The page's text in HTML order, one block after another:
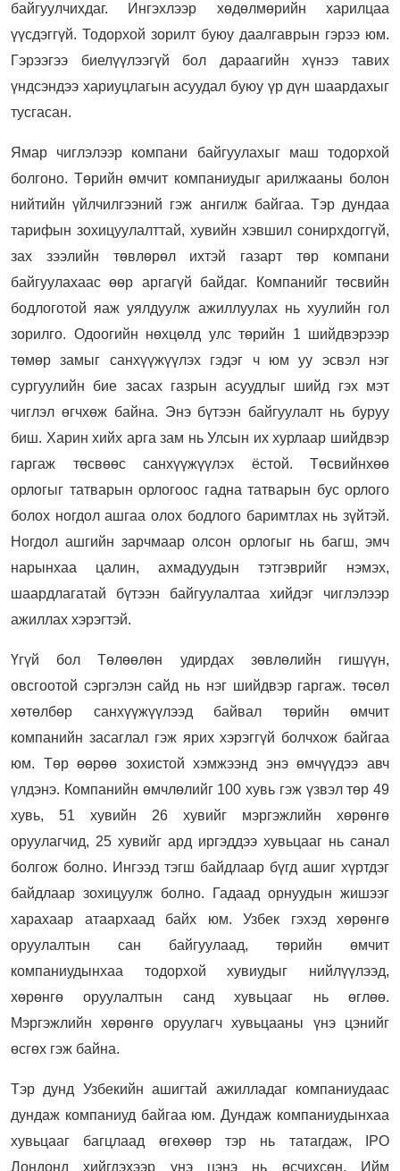
байгуулчихдаг. Ингэхлээр хөдөлмөрийн харилцаа
үүсдэггүй. Тодорхой зорилт буюу даалгаврын гэрээ юм.
Гэрээгээ биелүүлээгүй бол дараагийн хүнээ тавих
үндсэндээ хариуцлагын асуудал буюу үр дүн шаардахыг
тусгасан.
Ямар чиглэлээр компани байгуулахыг маш тодорхой
болгоно. Төрийн өмчит компаниудыг арилжааны болон
нийтийн үйлчилгээний гэж ангилж байгаа. Тэр дундаа
тарифын зохицуулалттай, хувийн хэвшил сонирхдоггүй,
зах зээлийн төвлөрөл ихтэй газарт төр компани
байгуулахаас өөр аргагүй байдаг. Компанийг төсвийн
бодлоготой яаж уялдуулж ажиллуулах нь хуулийн гол
зорилго. Одоогийн нөхцөлд улс төрийн 1 шийдвэрээр
төмөр замыг санхүүжүүлэх гэдэг ч юм уу эсвэл нэг
сургуулийн бие засах газрын асуудлыг шийд гэх мэт
чиглэл өгчхөж байна. Энэ бүтээн байгуулалт нь буруу
биш. Харин хийх арга зам нь Улсын их хурлаар шийдвэр
гаргаж төсвөөс санхүүжүүлэх ёстой. Төсвийнхөө
орлогыг татварын орлогоос гадна татварын бус орлого
болох ногдол ашгаа олох бодлого баримтлах нь зүйтэй.
Ногдол ашгийн зарчмаар олсон орлогыг нь багш, эмч
нарынхаа цалин, ахмадуудын тэтгэврийг нэмэх,
шаардлагатай бүтээн байгуулалтаа хийдэг чиглэлээр
ажиллах хэрэгтэй.
Үгүй бол Төлөөлөн удирдах зөвлөлийн гишүүн,
овсгоотой сэргэлэн сайд нь нэг шийдвэр гаргаж. төсөл
хөтөлбөр санхүүжүүлээд байвал төрийн өмчит
компанийн засаглал гэж ярих хэрэггүй болчхож байгаа
юм. Төр өөрөө зохистой хэмжээнд энэ өмчүүдээ авч
үлдэнэ. Компанийн өмчлөлийг 100 хувь гэж үзвэл төр 49
хувь, 51 хувийн 26 хувийг мэргэжлийн хөрөнгө
оруулагчид, 25 хувийг ард иргэддээ хувьцааг нь санал
болгож болно. Ингээд тэгш байдлаар бүгд ашиг хүртдэг
байдлаар зохицуулж болно. Гадаад орнуудын жишээг
харахаар атаархаад байх юм. Узбек гэхэд хөрөнгө
оруулалтын сан байгуулаад, төрийн өмчит
компаниудынхаа тодорхой хувиудыг нийлүүлээд,
хөрөнгө оруулалтын санд хувьцааг нь өглөө.
Мэргэжлийн хөрөнгө оруулагч хувьцааны үнэ цэнийг
өсгөх гэж байна.
Тэр дунд Узбекийн ашигтай ажилладаг компаниудаас
дундаж компаниуд байгаа юм. Дундаж компаниудынхаа
хувьцааг багцлаад өгөхөөр тэр нь татагдаж, IPO
Лондонд хийгдэхээр үнэ цэнэ нь өсчихсөн. Ийм